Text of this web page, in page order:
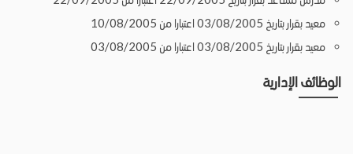
معيد بقرار بتاريخ 03/08/2005 اعتبارا من 10/08/2005
معيد بقرار بتاريخ 03/08/2005 اعتبارا من 03/08/2005
الوظائف الإدارية